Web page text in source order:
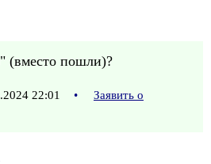
(вместо пошли)?
22:01 •
Заявить о